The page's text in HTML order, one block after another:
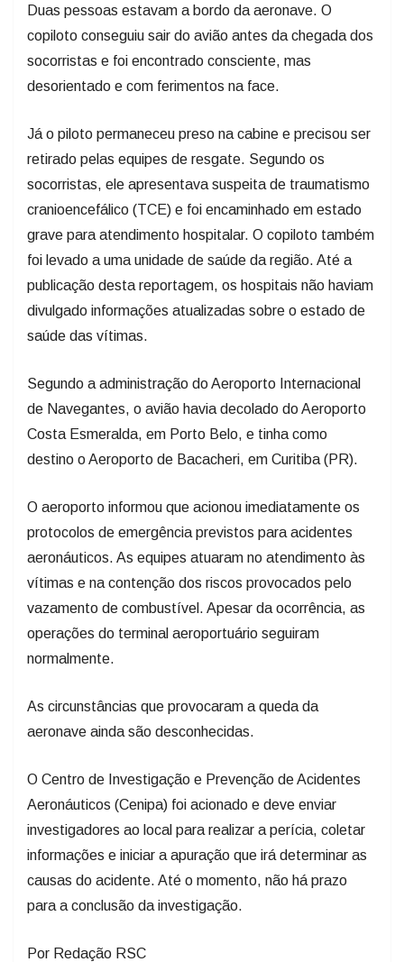
Duas pessoas estavam a bordo da aeronave. O
copiloto conseguiu sair do avião antes da chegada dos
socorristas e foi encontrado consciente, mas
desorientado e com ferimentos na face.
Já o piloto permaneceu preso na cabine e precisou ser
retirado pelas equipes de resgate. Segundo os
socorristas, ele apresentava suspeita de traumatismo
cranioencefálico (TCE) e foi encaminhado em estado
grave para atendimento hospitalar. O copiloto também
foi levado a uma unidade de saúde da região. Até a
publicação desta reportagem, os hospitais não haviam
divulgado informações atualizadas sobre o estado de
saúde das vítimas.
Segundo a administração do Aeroporto Internacional
de Navegantes, o avião havia decolado do Aeroporto
Costa Esmeralda, em Porto Belo, e tinha como
destino o Aeroporto de Bacacheri, em Curitiba (PR).
O aeroporto informou que acionou imediatamente os
protocolos de emergência previstos para acidentes
aeronáuticos. As equipes atuaram no atendimento às
vítimas e na contenção dos riscos provocados pelo
vazamento de combustível. Apesar da ocorrência, as
operações do terminal aeroportuário seguiram
normalmente.
As circunstâncias que provocaram a queda da
aeronave ainda são desconhecidas.
O Centro de Investigação e Prevenção de Acidentes
Aeronáuticos (Cenipa) foi acionado e deve enviar
investigadores ao local para realizar a perícia, coletar
informações e iniciar a apuração que irá determinar as
causas do acidente. Até o momento, não há prazo
para a conclusão da investigação.
Por Redação RSC